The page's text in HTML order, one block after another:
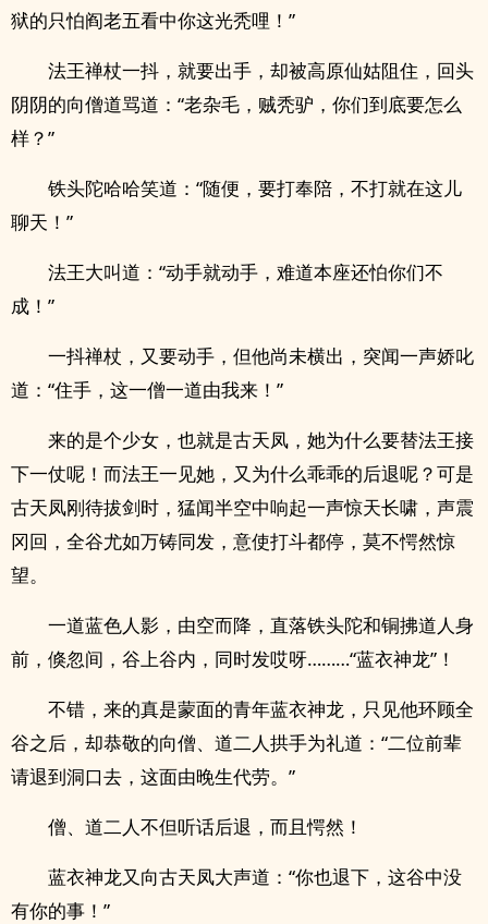
狱的只怕阎老五看中你这光秃哩！”
法王禅杖一抖，就要出手，却被高原仙姑阻住，回头
阴阴的向僧道骂道：“老杂毛，贼秃驴，你们到底要怎么
样？”
铁头陀哈哈笑道：“随便，要打奉陪，不打就在这儿
聊天！”
法王大叫道：“动手就动手，难道本座还怕你们不
成！”
一抖禅杖，又要动手，但他尚未横出，突闻一声娇叱
道：“住手，这一僧一道由我来！”
来的是个少女，也就是古天凤，她为什么要替法王接
下一仗呢！而法王一见她，又为什么乖乖的后退呢？可是
古天凤刚待拔剑时，猛闻半空中响起一声惊天长啸，声震
冈回，全谷尤如万铸同发，意使打斗都停，莫不愕然惊
望。
一道蓝色人影，由空而降，直落铁头陀和铜拂道人身
前，倏忽间，谷上谷内，同时发哎呀………“蓝衣神龙”！
不错，来的真是蒙面的青年蓝衣神龙，只见他环顾全
谷之后，却恭敬的向僧、道二人拱手为礼道：“二位前辈
请退到洞口去，这面由晚生代劳。”
僧、道二人不但听话后退，而且愕然！
蓝衣神龙又向古天凤大声道：“你也退下，这谷中没
有你的事！”